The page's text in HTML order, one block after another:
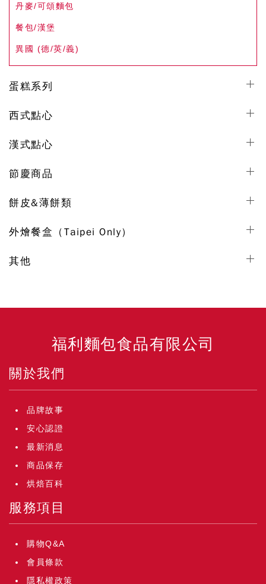
丹麥/可頌麵包
餐包/漢堡
異國 (德/英/義)
蛋糕系列
西式點心
漢式點心
節慶商品
餅皮&薄餅類
外燴餐盒（Taipei Only）
其他
福利麵包食品有限公司
關於我們
品牌故事
安心認證
最新消息
商品保存
烘焙百科
服務項目
購物Q&A
會員條款
隱私權政策